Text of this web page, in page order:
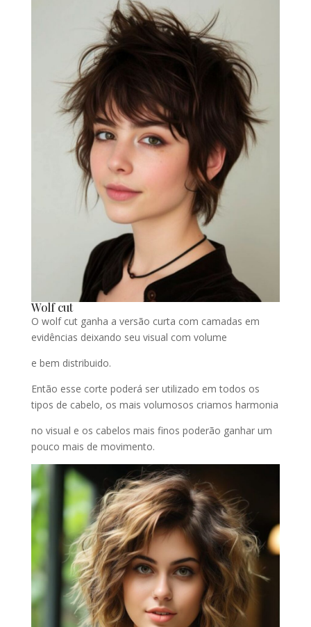
Wolf cut
O wolf cut ganha a versão curta com camadas em
evidências deixando seu visual com volume
e bem distribuido.
Então esse corte poderá ser utilizado em todos os
tipos de cabelo, os mais volumosos criamos harmonia
no visual e os cabelos mais finos poderão ganhar um
pouco mais de movimento.